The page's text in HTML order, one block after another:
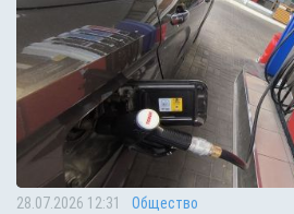
28.07.2026 12:31 Общество